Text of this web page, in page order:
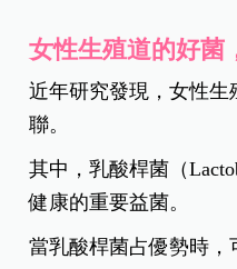
女性生殖道的好菌
近年研究發現，女性生
聯。
其中，乳酸桿菌（
健康的重要益菌。
當乳酸桿菌占優勢時，